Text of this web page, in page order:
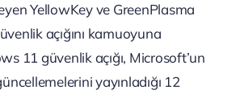
YellowKey ve GreenPlasma
açığını kamuoyuna
11 güvenlik açığı, Microsoft’un
yayınladığı 12